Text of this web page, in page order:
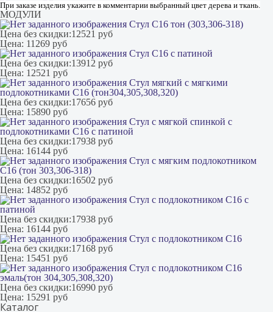
При заказе изделия укажите в комментарии выбранный цвет дерева и ткань.
МОДУЛИ
Стул С16 тон (303,306-318)
Цена без скидки:12521 руб
Цена: 11269 руб
Стул С16 с патиной
Цена без скидки:13912 руб
Цена: 12521 руб
Стул мягкий с мягкими
подлокотниками С16 (тон304,305,308,320)
Цена без скидки:17656 руб
Цена: 15890 руб
Стул с мягкой спинкой с
подлокотниками С16 с патиной
Цена без скидки:17938 руб
Цена: 16144 руб
Стул с мягким подлокотником
С16 (тон 303,306-318)
Цена без скидки:16502 руб
Цена: 14852 руб
Стул с подлокотником С16 с
патиной
Цена без скидки:17938 руб
Цена: 16144 руб
Стул с подлокотником С16
Цена без скидки:17168 руб
Цена: 15451 руб
Стул с подлокотником С16
эмаль(тон 304,305,308,320)
Цена без скидки:16990 руб
Цена: 15291 руб
Каталог